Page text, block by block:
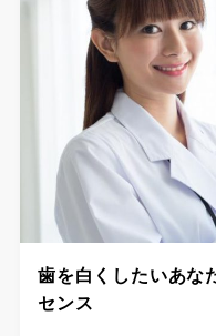
歯を白くしたいあな
センス